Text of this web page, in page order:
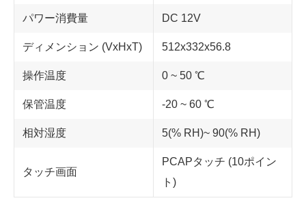
パワー消費量 DC 12V
ディメンション (VxHxT) 512x332x56.8
操作温度 0 ~ 50 ℃
保管温度 -20 ~ 60 ℃
相対湿度 5(% RH)~ 90(% RH)
タッチ画面
PCAPタッチ (10ポイン
ト)